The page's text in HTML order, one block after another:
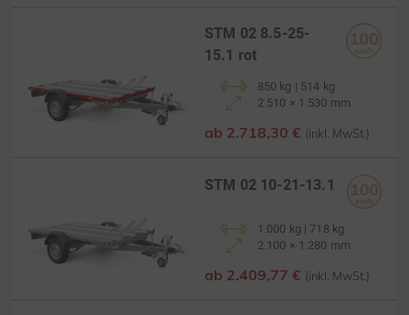
STM 02 8.5-25-
15.1 rot
850 kg | 514 kg
2.510 × 1.530 mm
ab 2.718,30 € (inkl. MwSt.)
STM 02 10-21-13.1
1.000 kg | 718 kg
2.100 × 1.280 mm
ab 2.409,77 € (inkl. MwSt.)